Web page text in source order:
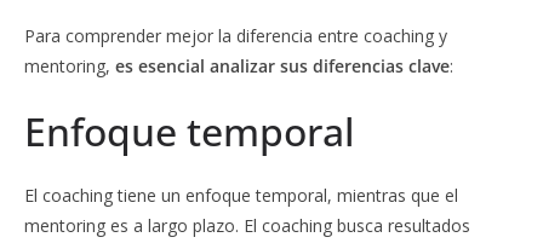
Para comprender mejor la diferencia entre coaching y
mentoring, es esencial analizar sus diferencias clave:
Enfoque temporal
El coaching tiene un enfoque temporal, mientras que el
mentoring es a largo plazo. El coaching busca resultados